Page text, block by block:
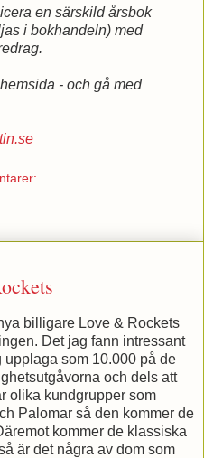
en särskild årsbok
i bokhandeln) med
- och gå med
billigare Love & Rockets
Det jag fann intressant
som 10.000 på de
och dels att
olika kundgrupper som
Palomar så den kommer de
kommer de klassiska
är det några av dom som